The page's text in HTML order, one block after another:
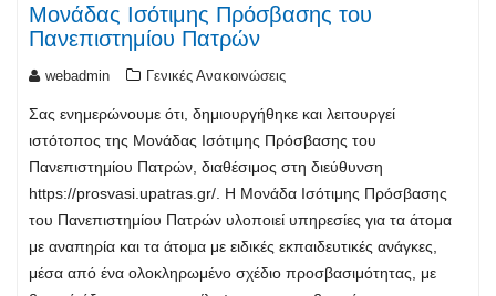
Μονάδας Ισότιμης Πρόσβασης του
Πανεπιστημίου Πατρών
webadmin Γενικές Ανακοινώσεις
Σας ενημερώνουμε ότι, δημιουργήθηκε και λειτουργεί
ιστότοπος της Μονάδας Ισότιμης Πρόσβασης του
Πανεπιστημίου Πατρών, διαθέσιμος στη διεύθυνση
https://prosvasi.upatras.gr/. Η Μονάδα Ισότιμης Πρόσβασης
του Πανεπιστημίου Πατρών υλοποιεί υπηρεσίες για τα άτομα
με αναπηρία και τα άτομα με ειδικές εκπαιδευτικές ανάγκες,
μέσα από ένα ολοκληρωμένο σχέδιο προσβασιμότητας, με